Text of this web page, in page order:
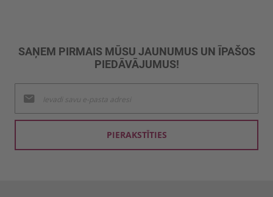
SAŅEM PIRMAIS MŪSU JAUNUMUS UN ĪPAŠOS
PIEDĀVĀJUMUS!
jaunumu
saņemšanai:
PIERAKSTĪTIES